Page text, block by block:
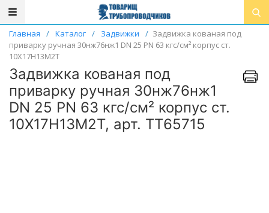
Главная / Каталог / Задвижки / Задвижка кованая под
приварку ручная 30нж76нж1 DN 25 PN 63 кгс/см² корпус ст.
10Х17Н13М2Т
Задвижка кованая под
приварку ручная 30нж76нж1
DN 25 PN 63 кгс/см² корпус ст.
10Х17Н13М2Т, арт. ТТ65715